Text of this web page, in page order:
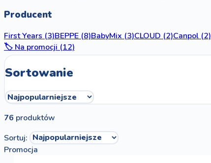
Producent
First Years (3)BEPPE (8)BabyMix (3)CLOUD (2)Canpol (2)
🏷️ Na promocji (12)
Sortowanie
76 produktów
Sortuj:
Promocja